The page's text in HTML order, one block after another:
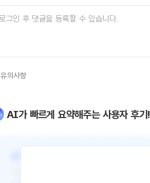
유의사항
AI가 빠르게 요약해주는 사용자 후기!